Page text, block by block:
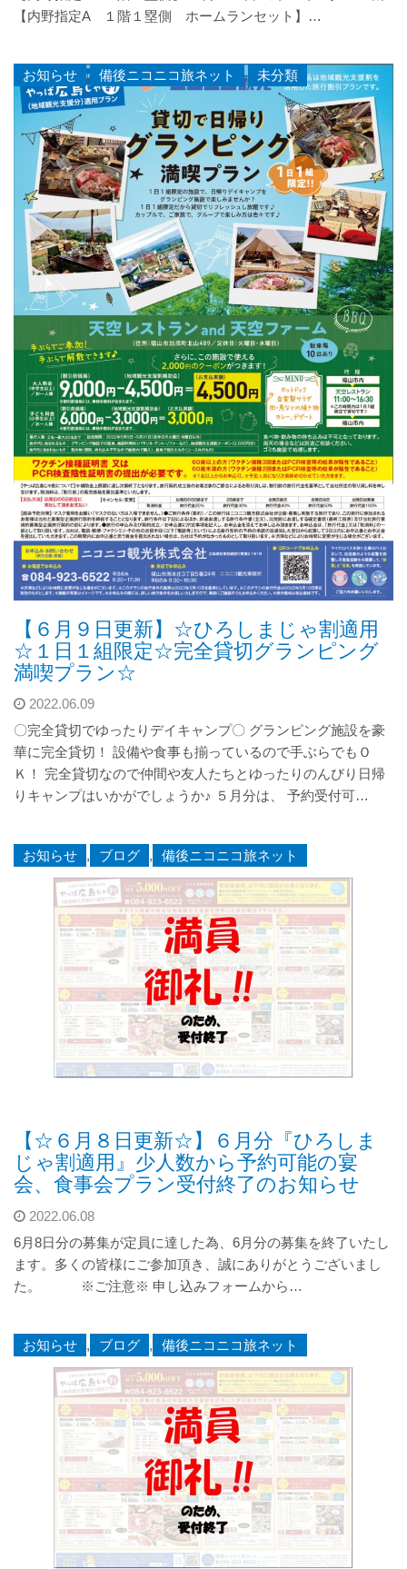
【内野指定A １階１塁側 ホームランセット】…
お知らせ , 備後ニコニコ旅ネット , 未分類
【６月９日更新】☆ひろしまじゃ割適用
☆１日１組限定☆完全貸切グランピング
満喫プラン☆
2022.06.09
〇完全貸切でゆったりデイキャンプ〇 グランピング施設を豪
華に完全貸切！ 設備や食事も揃っているので手ぶらでもＯ
Ｋ！ 完全貸切なので仲間や友人たちとゆったりのんびり日帰
りキャンプはいかがでしょうか♪ ５月分は、 予約受付可…
お知らせ , ブログ , 備後ニコニコ旅ネット
【☆６月８日更新☆】６月分『ひろしま
じゃ割適用』少人数から予約可能の宴
会、食事会プラン受付終了のお知らせ
2022.06.08
6月8日分の募集が定員に達した為、6月分の募集を終了いたし
ます。多くの皆様にご参加頂き、誠にありがとうございまし
た。 ※ご注意※ 申し込みフォームから…
お知らせ , ブログ , 備後ニコニコ旅ネット